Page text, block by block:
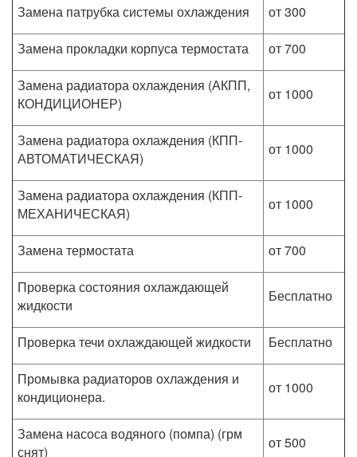
Замена патрубка системы охлаждения
от 300
Замена прокладки корпуса термостата
от 700
Замена радиатора охлаждения (АКПП,
КОНДИЦИОНЕР)
от 1000
Замена радиатора охлаждения (КПП-
АВТОМАТИЧЕСКАЯ)
от 1000
Замена радиатора охлаждения (КПП-
МЕХАНИЧЕСКАЯ)
от 1000
Замена термостата
от 700
Проверка состояния охлаждающей
жидкости
Бесплатно
Проверка течи охлаждающей жидкости
Бесплатно
Промывка радиаторов охлаждения и
кондиционера.
от 1000
Замена насоса водяного (помпа) (грм
снят)
от 500